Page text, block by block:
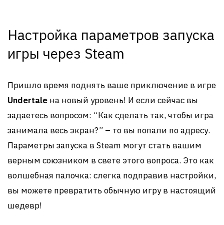
Настройка параметров запуска
игры через Steam
Пришло время поднять ваше приключение в игре
Undertale на новый уровень! И если сейчас вы
задаетесь вопросом: “Как сделать так, чтобы игра
занимала весь экран?” – то вы попали по адресу.
Параметры запуска в Steam могут стать вашим
верным союзником в свете этого вопроса. Это как
волшебная палочка: слегка подправив настройки,
вы можете превратить обычную игру в настоящий
шедевр!